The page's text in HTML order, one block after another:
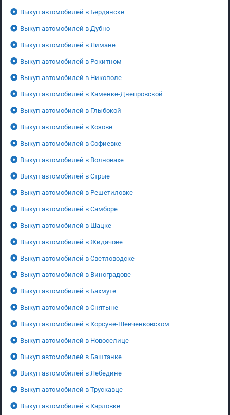
Выкуп автомобилей в Бердянске
Выкуп автомобилей в Дубно
Выкуп автомобилей в Лимане
Выкуп автомобилей в Рокитном
Выкуп автомобилей в Никополе
Выкуп автомобилей в Каменке-Днепровской
Выкуп автомобилей в Глыбокой
Выкуп автомобилей в Козове
Выкуп автомобилей в Софиевке
Выкуп автомобилей в Волновахе
Выкуп автомобилей в Стрые
Выкуп автомобилей в Решетиловке
Выкуп автомобилей в Самборе
Выкуп автомобилей в Шацке
Выкуп автомобилей в Жидачове
Выкуп автомобилей в Светловодске
Выкуп автомобилей в Виноградове
Выкуп автомобилей в Бахмуте
Выкуп автомобилей в Снятыне
Выкуп автомобилей в Корсуне-Шевченковском
Выкуп автомобилей в Новоселице
Выкуп автомобилей в Баштанке
Выкуп автомобилей в Лебедине
Выкуп автомобилей в Трускавце
Выкуп автомобилей в Карловке